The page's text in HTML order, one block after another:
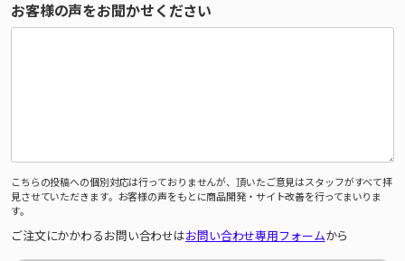
お客様の声をお聞かせください
こちらの投稿への個別対応は行っておりませんが、頂いたご意見はスタッフがすべて拝
見させていただきます。お客様の声をもとに商品開発・サイト改善を行ってまいりま
す。
ご注文にかかわるお問い合わせはお問い合わせ専用フォームから